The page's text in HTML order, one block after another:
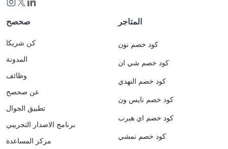
صحصح
كن شريكا
المدونة
وظائف
عن صحصح
تطبيق الجوال
برنامج الاصدار التجريبي
مركز المساعدة
المتاجر
كود خصم نون
كود خصم شي ان
كود خصم النهدي
كود خصم نايس ون
كود خصم اي هيرب
كود خصم نمشي